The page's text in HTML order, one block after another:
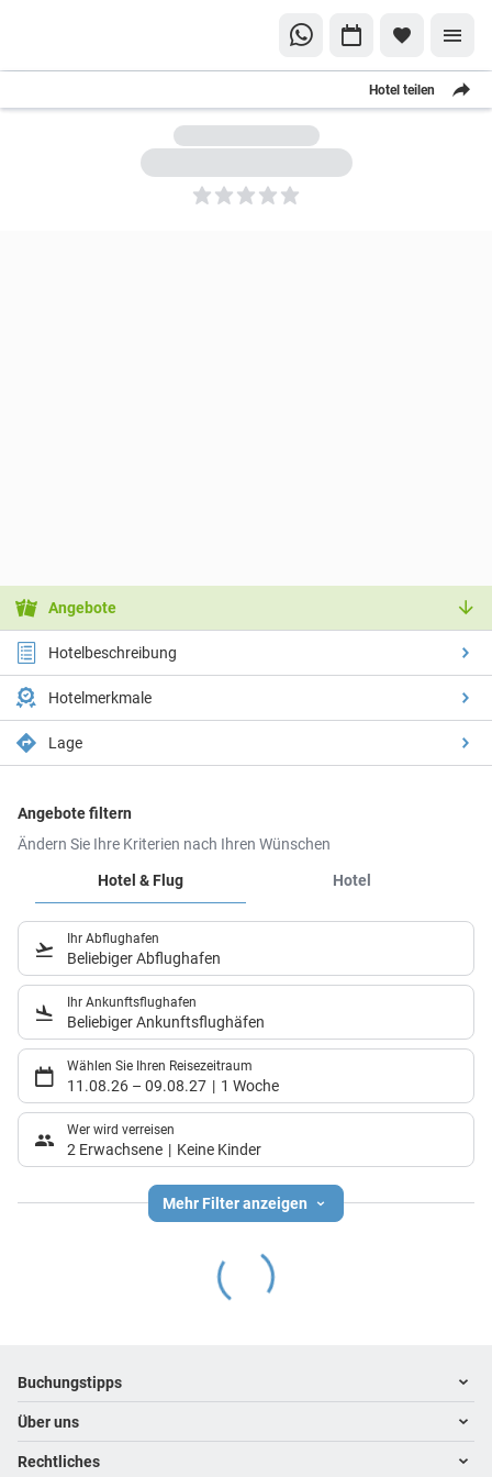
Hotel teilen
5
Angebote
Hotelbeschreibung
Hotelmerkmale
Lage
Angebote filtern
Ändern Sie Ihre Kriterien nach Ihren Wünschen
Hotel & Flug
Hotel
Ihr Abflughafen
Beliebiger Abflughafen
Ihr Ankunftsflughafen
Beliebiger Ankunftsflughäfen
Wählen Sie Ihren Reisezeitraum
11.08.26 – 09.08.27 1 Woche
Wer wird verreisen
2 Erwachsene Keine Kinder
Mehr Filter anzeigen
Footer navigation
Buchungstipps
Warum im Reisebüro buchen
Hoteltipps
Über uns
Kontakt
Rechtliches